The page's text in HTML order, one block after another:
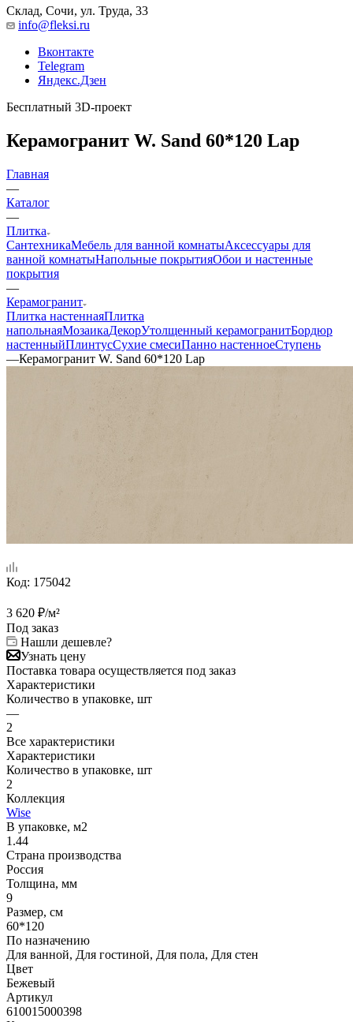
Склад, Сочи, ул. Труда, 33
info@fleksi.ru
Вконтакте
Telegram
Яндекс.Дзен
Бесплатный 3D-проект
Керамогранит W. Sand 60*120 Lap
Главная
—
Каталог
—
Плитка
СантехникаМебель для ванной комнатыАксессуары для
ванной комнатыНапольные покрытияОбои и настенные
покрытия
—
Керамогранит
Плитка настеннаяПлитка
напольнаяМозаикаДекорУтолщенный керамогранитБордюр
настенныйПлинтусСухие смесиПанно настенноеСтупень
—Керамогранит W. Sand 60*120 Lap
Код: 175042
3 620 ₽/м²
Под заказ
Нашли дешевле?
Узнать цену
Поставка товара осуществляется под заказ
Характеристики
Количество в упаковке, шт
—
2
Все характеристики
Характеристики
Количество в упаковке, шт
2
Коллекция
Wise
В упаковке, м2
1.44
Страна производства
Россия
Толщина, мм
9
Размер, см
60*120
По назначению
Для ванной, Для гостиной, Для пола, Для стен
Цвет
Бежевый
Артикул
610015000398